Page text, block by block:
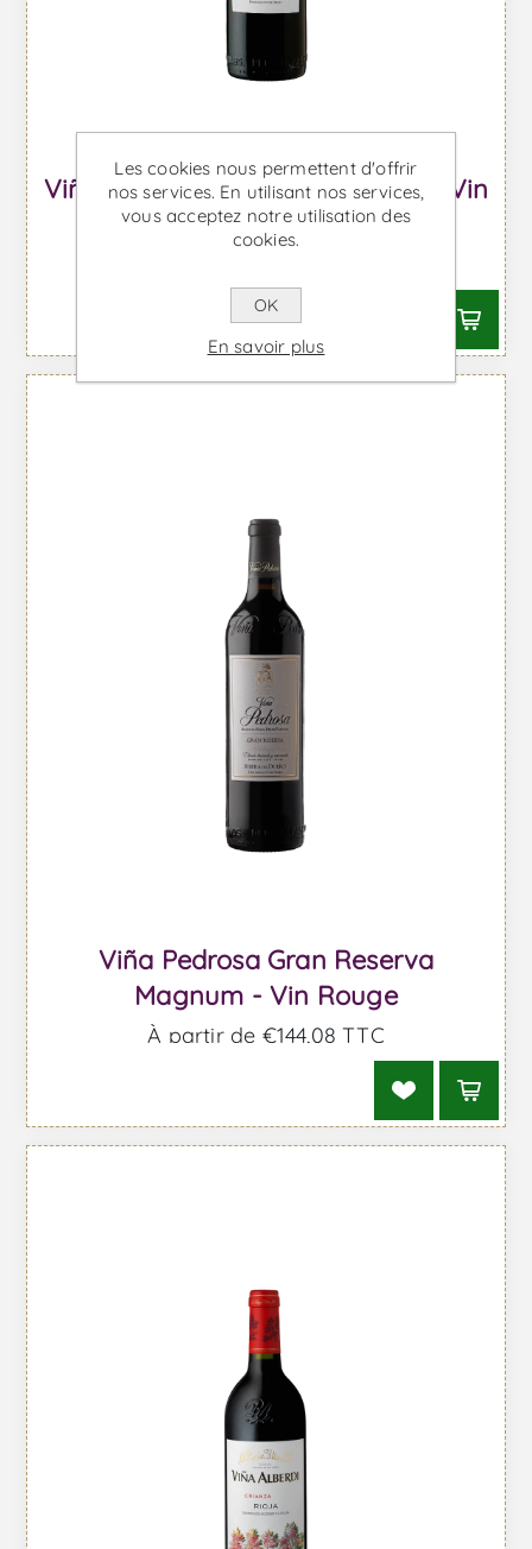
Viña Pedrosa Crianza Magnum - Vin
Rouge
Viña Pedrosa Gran Reserva
Magnum - Vin Rouge
À partir de €144,08 TTC
Les cookies nous permettent d'offrir
nos services. En utilisant nos services,
vous acceptez notre utilisation des
cookies.
OK
En savoir plus